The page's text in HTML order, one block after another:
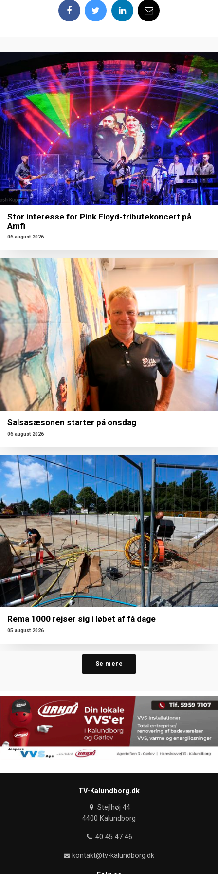
Stor interesse for Pink Floyd-tributekoncert på
Amfi
06 august 2026
Salsasæsonen starter på onsdag
06 august 2026
Rema 1000 rejser sig i løbet af få dage
05 august 2026
Se mere
TV-Kalundborg.dk
Stejlhøj 44
4400 Kalundborg
40 45 47 46
kontakt@tv-kalundborg.dk